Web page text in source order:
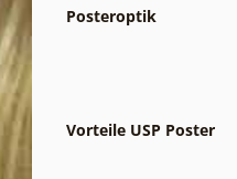
Posteroptik
Vorteile USP Poster